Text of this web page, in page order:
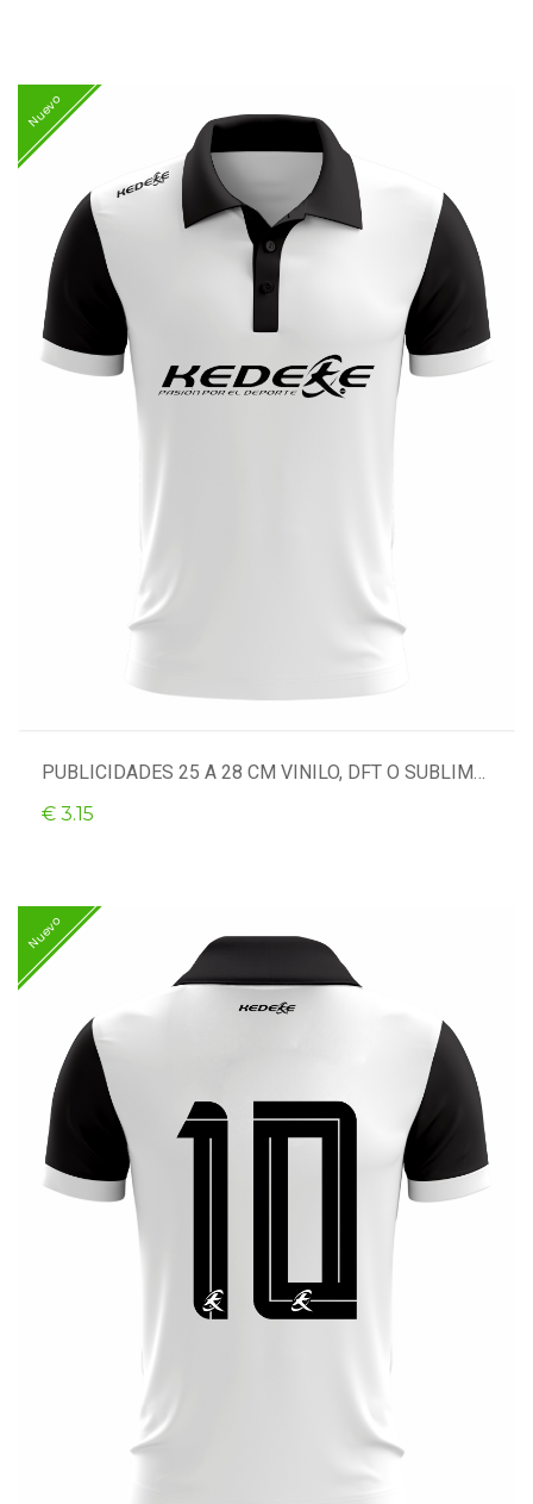
Nuevo
PUBLICIDADES 25 A 28 CM VINILO, DFT O SUBLIMACIÓN
€ 3.15
Nuevo